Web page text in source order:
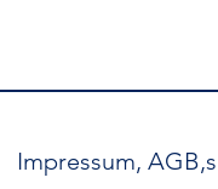
Impressum,